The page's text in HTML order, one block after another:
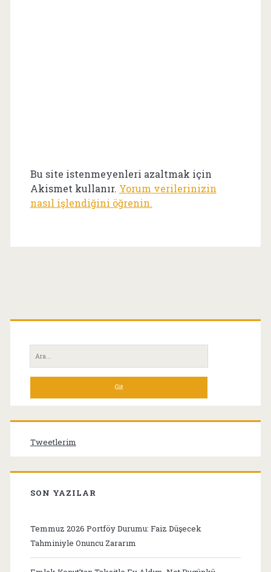
Bu site istenmeyenleri azaltmak için
Akismet kullanır. Yorum verilerinizin
nasıl işlendiğini öğrenin.
Birincil
Yan
Menü
Ara:
Tweetlerim
SON YAZILAR
Temmuz 2026 Portföy Durumu: Faiz Düşecek
Tahminiyle Onuncu Zararım